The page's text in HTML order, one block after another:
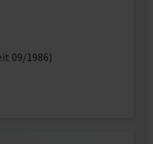
09/1986)